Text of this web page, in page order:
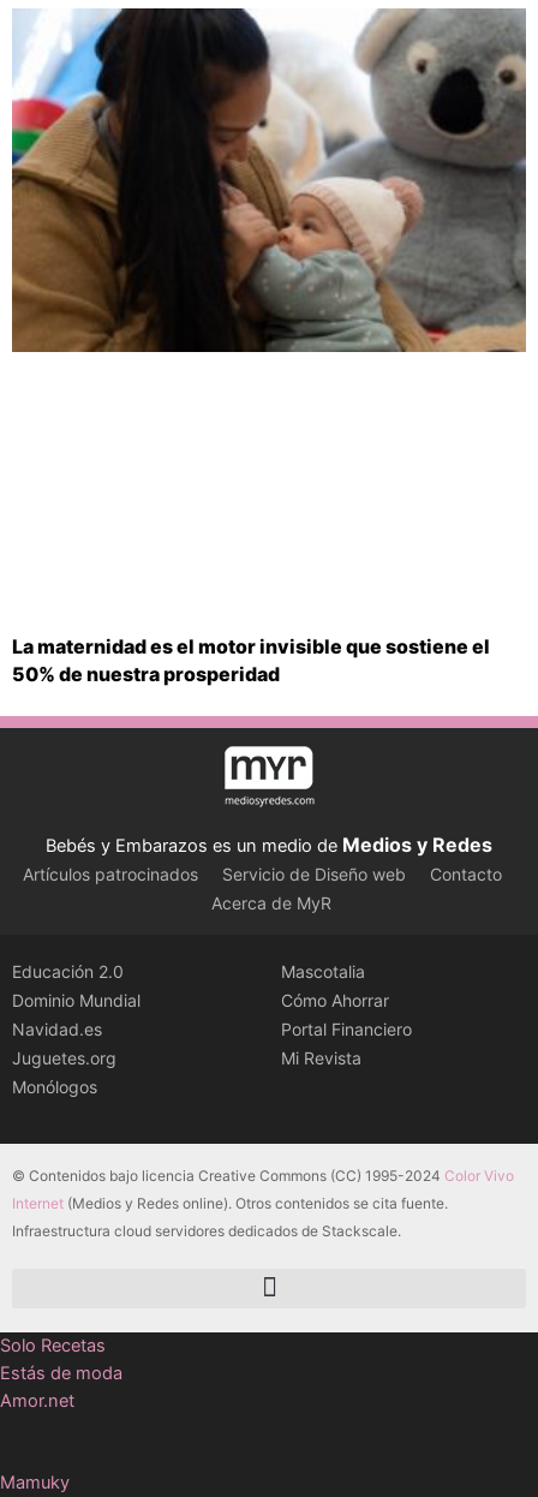
La maternidad es el motor invisible que sostiene el
50% de nuestra prosperidad
Bebés y Embarazos es un medio de Medios y Redes
Artículos patrocinados Servicio de Diseño web
Contacto
Acerca de MyR
Educación 2.0
Dominio Mundial
Navidad.es
Juguetes.org
Monólogos
Mascotalia
Cómo Ahorrar
Portal Financiero
Mi Revista
© Contenidos bajo licencia Creative Commons (CC) 1995-2024 Color Vivo
Internet (Medios y Redes online). Otros contenidos se cita fuente.
Infraestructura cloud servidores dedicados de Stackscale.
Solo Recetas
Estás de moda
Amor.net
Mamuky